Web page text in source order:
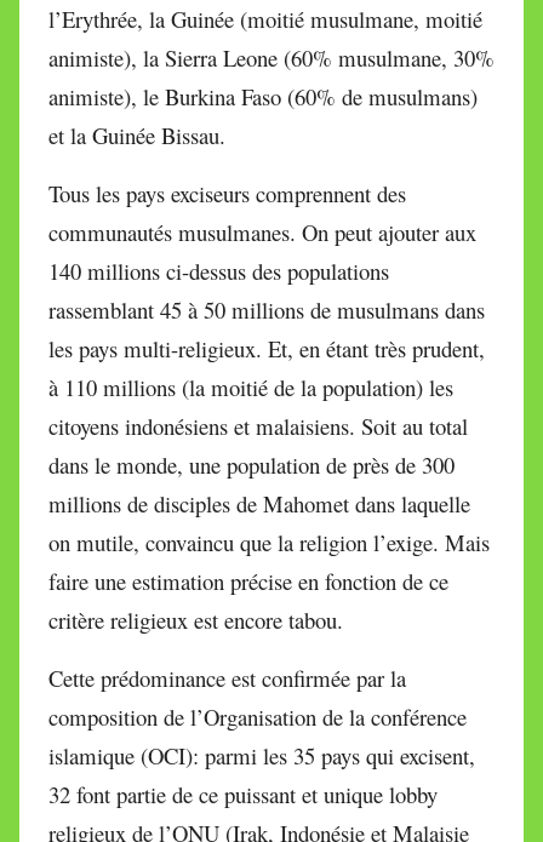
l’Erythrée, la Guinée (moitié musulmane, moitié
animiste), la Sierra Leone (60% musulmane, 30%
animiste), le Burkina Faso (60% de musulmans)
et la Guinée Bissau.
Tous les pays exciseurs comprennent des
communautés musulmanes. On peut ajouter aux
140 millions ci-dessus des populations
rassemblant 45 à 50 millions de musulmans dans
les pays multi-religieux. Et, en étant très prudent,
à 110 millions (la moitié de la population) les
citoyens indonésiens et malaisiens. Soit au total
dans le monde, une population de près de 300
millions de disciples de Mahomet dans laquelle
on mutile, convaincu que la religion l’exige. Mais
faire une estimation précise en fonction de ce
critère religieux est encore tabou.
Cette prédominance est confirmée par la
composition de l’Organisation de la conférence
islamique (OCI): parmi les 35 pays qui excisent,
32 font partie de ce puissant et unique lobby
religieux de l’ONU (Irak, Indonésie et Malaisie